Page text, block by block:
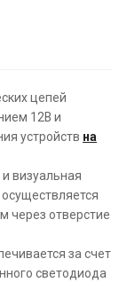
цепей
12В и
устройств на
визуальная
через отверстие
за счет
светодиода